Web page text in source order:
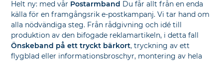
Helt ny: med vår Postarmband Du får allt från en enda
källa för en framgångsrik e-postkampanj. Vi tar hand om
alla nödvändiga steg. Från rådgivning och idé till
produktion av den bifogade reklamartikeln, i detta fall
Önskeband på ett tryckt bärkort, tryckning av ett
flygblad eller informationsbroschyr, montering av hela